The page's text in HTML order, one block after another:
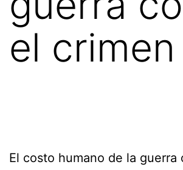
el crimen
El costo humano de la guerra